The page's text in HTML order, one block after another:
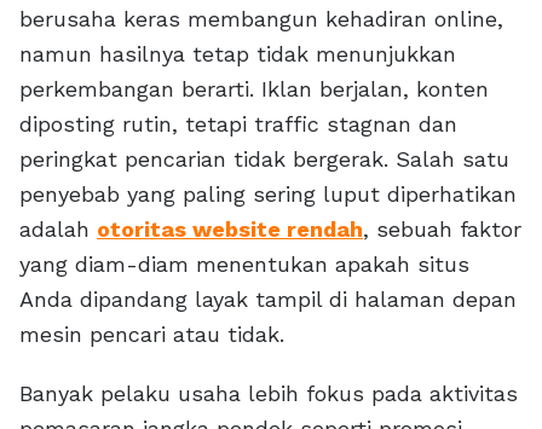
berusaha keras membangun kehadiran online,
namun hasilnya tetap tidak menunjukkan
perkembangan berarti. Iklan berjalan, konten
diposting rutin, tetapi traffic stagnan dan
peringkat pencarian tidak bergerak. Salah satu
penyebab yang paling sering luput diperhatikan
adalah otoritas website rendah, sebuah faktor
yang diam-diam menentukan apakah situs
Anda dipandang layak tampil di halaman depan
mesin pencari atau tidak.
Banyak pelaku usaha lebih fokus pada aktivitas